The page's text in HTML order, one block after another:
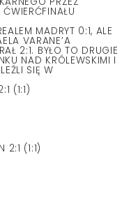
MADRYT 0:1, ALE
VARANE’A
2:1. BYŁO TO DRUGIE
NAD KRÓLEWSKIMI I
SIĘ W
(1:1)
2:1 (1:1)